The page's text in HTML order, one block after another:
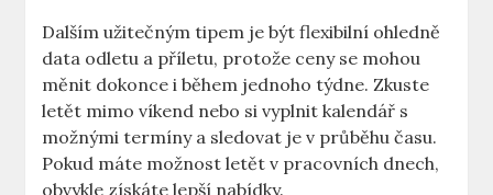
Dalším užitečným tipem je být flexibilní ohledně
data odletu a příletu, protože ceny se mohou
měnit dokonce i během jednoho týdne. Zkuste
letět mimo víkend nebo si vyplnit kalendář s
možnými termíny a sledovat je v průběhu času.
Pokud máte možnost letět v pracovních dnech,
obvykle získáte lepší nabídky.